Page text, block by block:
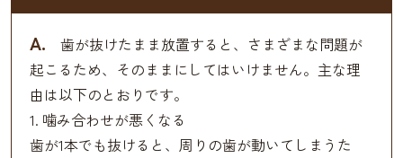
A.
歯が抜けたまま放置すると、さまざまな問題が
起こるため、そのままにしてはいけません。主な理
由は以下のとおりです。
1. 噛み合わせが悪くなる
歯が1本でも抜けると、周りの歯が動いてしまうた